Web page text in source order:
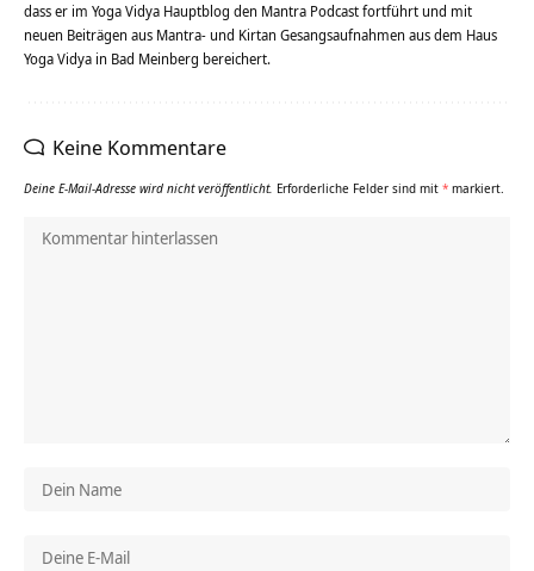
dass er im Yoga Vidya Hauptblog den Mantra Podcast fortführt und mit
neuen Beiträgen aus Mantra- und Kirtan Gesangsaufnahmen aus dem Haus
Yoga Vidya in Bad Meinberg bereichert.
Keine Kommentare
Deine E-Mail-Adresse wird nicht veröffentlicht. Erforderliche Felder sind mit * markiert.